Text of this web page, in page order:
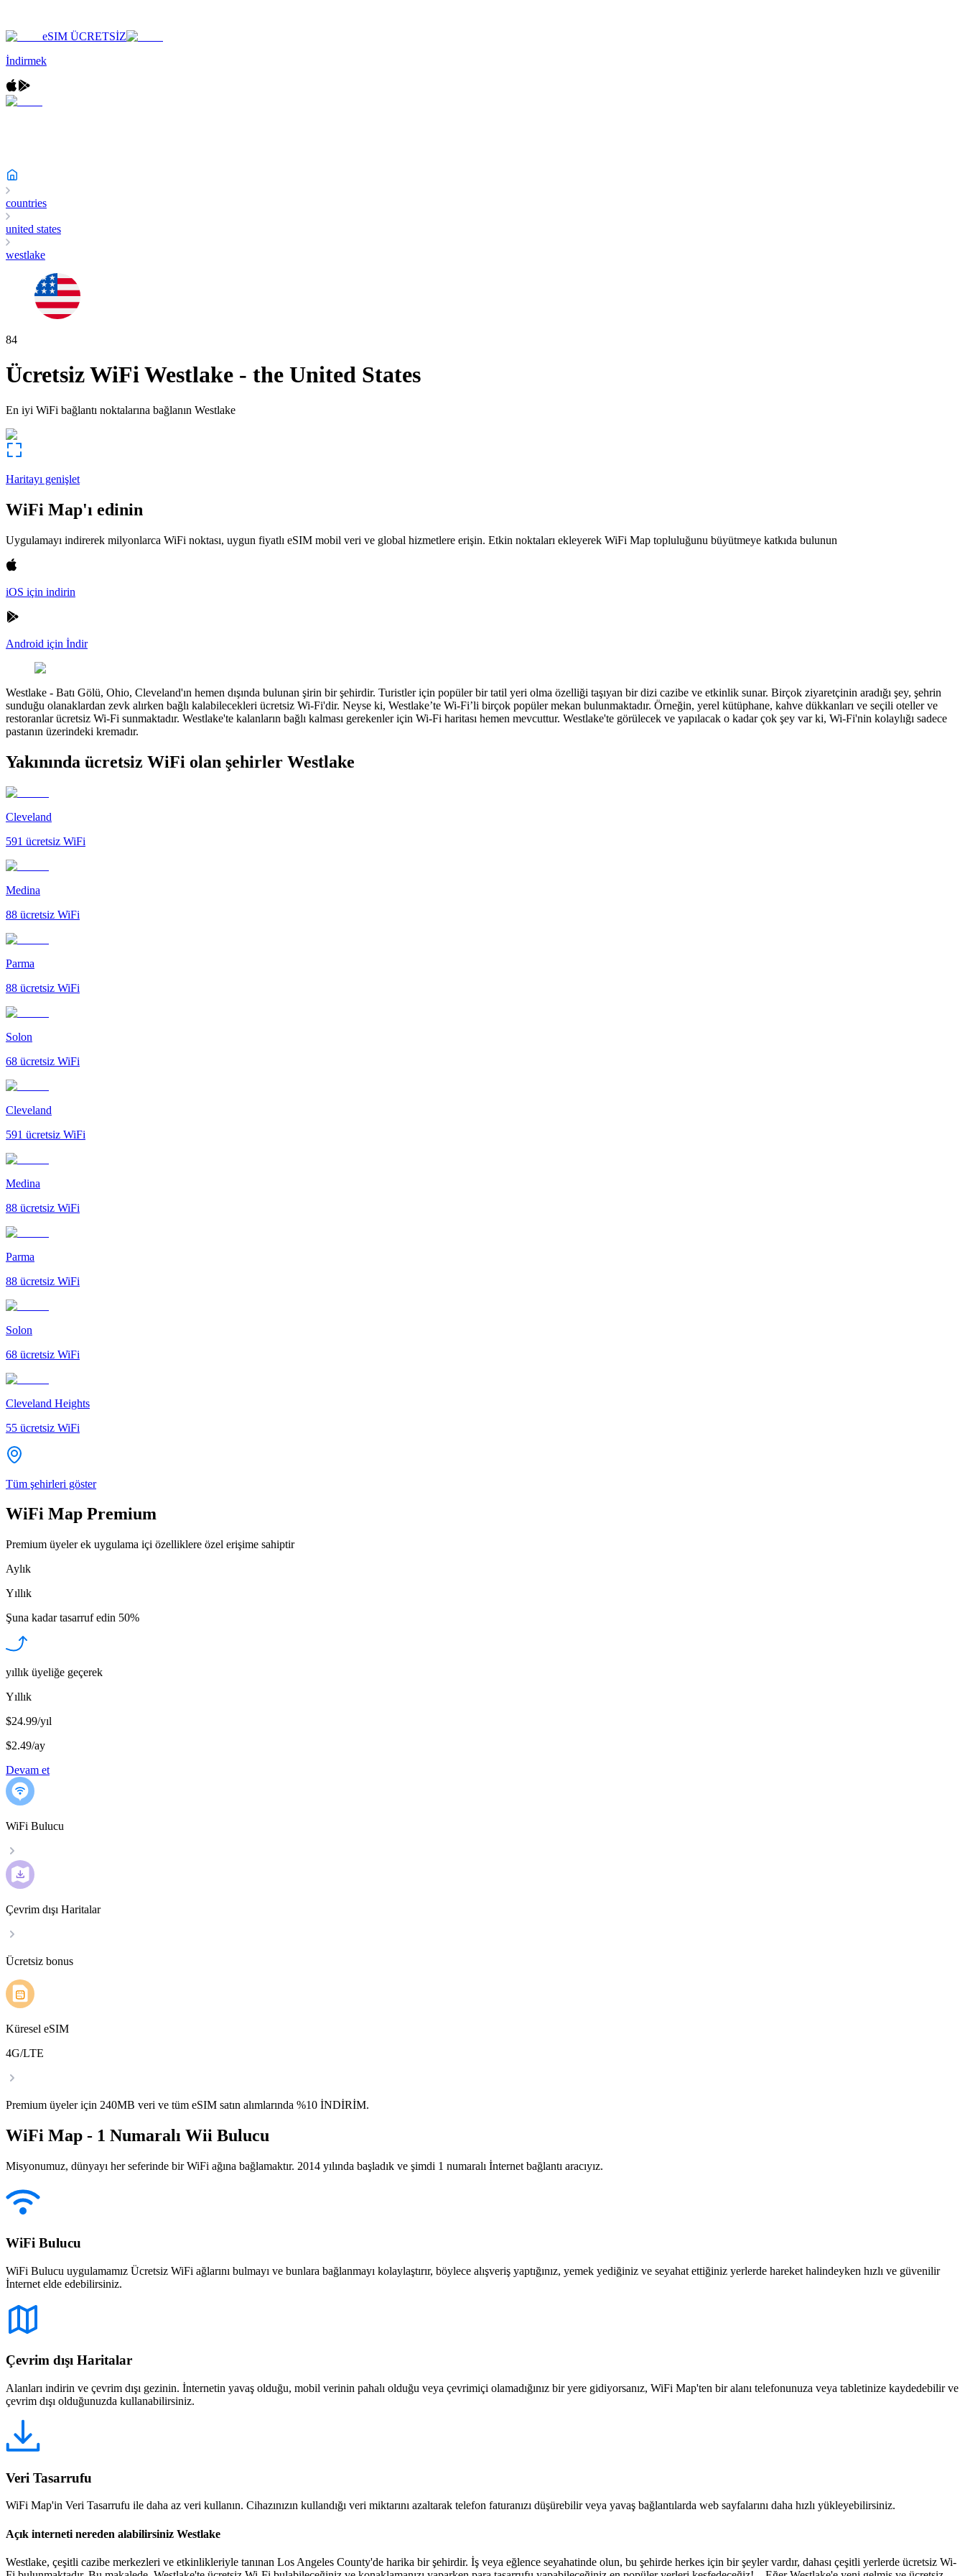
eSIM ÜCRETSİZ
İndirmek
countries
united states
westlake
84
Ücretsiz WiFiWestlake - the United States
En iyi WiFi bağlantı noktalarına bağlanın Westlake
Haritayı genişlet
WiFi Map'ı edinin
Uygulamayı indirerek milyonlarca WiFi noktası, uygun fiyatlı eSIM mobil veri ve global hizmetlere erişin. Etkin noktaları ekleyerek WiFi Map topluluğunu büyütmeye katkıda bulunun
iOS için indirin
Android için İndir
Westlake - Batı Gölü, Ohio, Cleveland'ın hemen dışında bulunan şirin bir şehirdir. Turistler için popüler bir tatil yeri olma özelliği taşıyan bir dizi cazibe ve etkinlik sunar. Birçok ziyaretçinin aradığı şey, şehrin
sunduğu olanaklardan zevk alırken bağlı kalabilecekleri ücretsiz Wi-Fi'dir. Neyse ki, Westlake’te Wi-Fi’li birçok popüler mekan bulunmaktadır. Örneğin, yerel kütüphane, kahve dükkanları ve seçili oteller ve
restoranlar ücretsiz Wi-Fi sunmaktadır. Westlake'te kalanların bağlı kalması gerekenler için Wi-Fi haritası hemen mevcuttur. Westlake'te görülecek ve yapılacak o kadar çok şey var ki, Wi-Fi'nin kolaylığı sadece
pastanın üzerindeki kremadır.
Yakınında ücretsiz WiFi olan şehirler Westlake
Cleveland
591 ücretsiz WiFi
Medina
88 ücretsiz WiFi
Parma
88 ücretsiz WiFi
Solon
68 ücretsiz WiFi
Cleveland
591 ücretsiz WiFi
Medina
88 ücretsiz WiFi
Parma
88 ücretsiz WiFi
Solon
68 ücretsiz WiFi
Cleveland Heights
55 ücretsiz WiFi
Tüm şehirleri göster
WiFi Map Premium
Premium üyeler ek uygulama içi özelliklere özel erişime sahiptir
Aylık
Yıllık
Şuna kadar tasarruf edin 50%
yıllık üyeliğe geçerek
Yıllık
$24.99/yıl
$2.49/ay
Devam et
WiFi Bulucu
Çevrim dışı Haritalar
Ücretsiz bonus
Küresel eSIM
4G/LTE
Premium üyeler için 240MB veri ve tüm eSIM satın alımlarında %10 İNDİRİM.
WiFi Map - 1 Numaralı Wii Bulucu
Misyonumuz, dünyayı her seferinde bir WiFi ağına bağlamaktır. 2014 yılında başladık ve şimdi 1 numaralı İnternet bağlantı aracıyız.
WiFi Bulucu
WiFi Bulucu uygulamamız Ücretsiz WiFi ağlarını bulmayı ve bunlara bağlanmayı kolaylaştırır, böylece alışveriş yaptığınız, yemek yediğiniz ve seyahat ettiğiniz yerlerde hareket halindeyken hızlı ve güvenilir
İnternet elde edebilirsiniz.
Çevrim dışı Haritalar
Alanları indirin ve çevrim dışı gezinin. İnternetin yavaş olduğu, mobil verinin pahalı olduğu veya çevrimiçi olamadığınız bir yere gidiyorsanız, WiFi Map'ten bir alanı telefonunuza veya tabletinize kaydedebilir ve
çevrim dışı olduğunuzda kullanabilirsiniz.
Veri Tasarrufu
WiFi Map'in Veri Tasarrufu ile daha az veri kullanın. Cihazınızın kullandığı veri miktarını azaltarak telefon faturanızı düşürebilir veya yavaş bağlantılarda web sayfalarını daha hızlı yükleyebilirsiniz.
Açık interneti nereden alabilirsiniz Westlake
Westlake, çeşitli cazibe merkezleri ve etkinlikleriyle tanınan Los Angeles County'de harika bir şehirdir. İş veya eğlence seyahatinde olun, bu şehirde herkes için bir şeyler vardır, dahası çeşitli yerlerde ücretsiz Wi-